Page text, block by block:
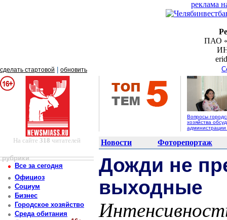
реклама
ПАО
сделать стартовой обновить
Вопросы
хозяйства
На сайте 318 читателей Новости Фоторепортаж
рубрики
Все за сегодня
Официоз
Социум
Бизнес
Городское хозяйство
Среда обитания
Дожди не
выходные